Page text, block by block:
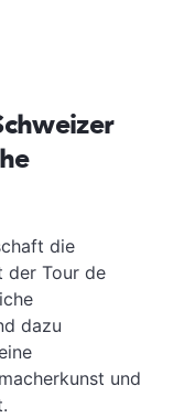
die
der Tour de
dazu
und